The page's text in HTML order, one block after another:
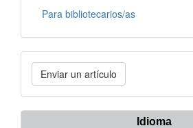
Para bibliotecarios/as
Enviar
un
artículo
Enviar un artículo
Idioma